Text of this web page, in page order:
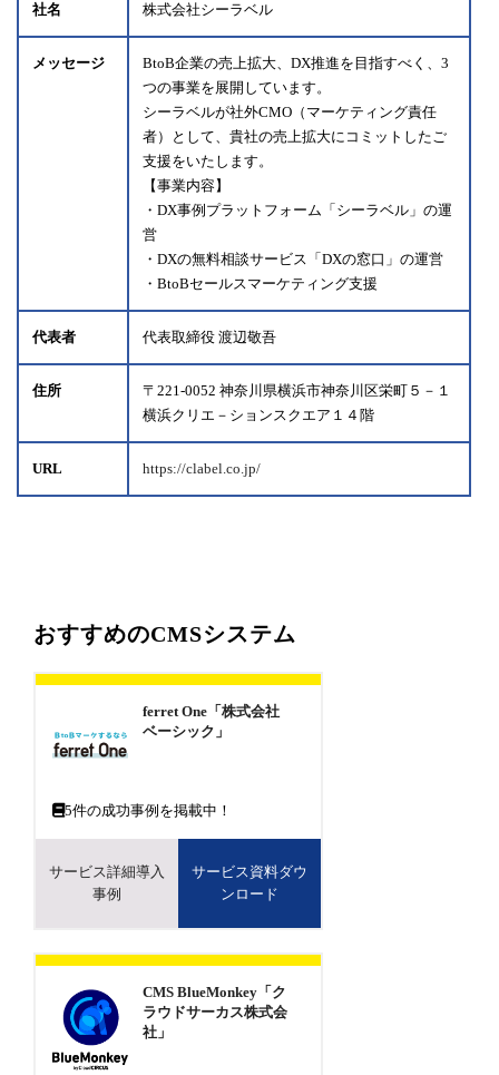
社名 株式会社シーラベル
メッセージ
BtoB企業の売上拡大、DX推進を目指すべく、3
つの事業を展開しています。
シーラベルが社外CMO（マーケティング責任
者）として、貴社の売上拡大にコミットしたご
支援をいたします。
【事業内容】
・DX事例プラットフォーム「シーラベル」の運
営
・DXの無料相談サービス「DXの窓口」の運営
・BtoBセールスマーケティング支援
代表者 代表取締役 渡辺敬吾
住所
〒221-0052 神奈川県横浜市神奈川区栄町５－１
横浜クリエ－ションスクエア１４階
URL https://clabel.co.jp/
おすすめのCMSシステム
ferret One「株式会社
ベーシック」
5件の成功事例を掲載中！
サービス詳細導入
事例
サービス資料ダウ
ンロード
CMS BlueMonkey「ク
ラウドサーカス株式会
社」